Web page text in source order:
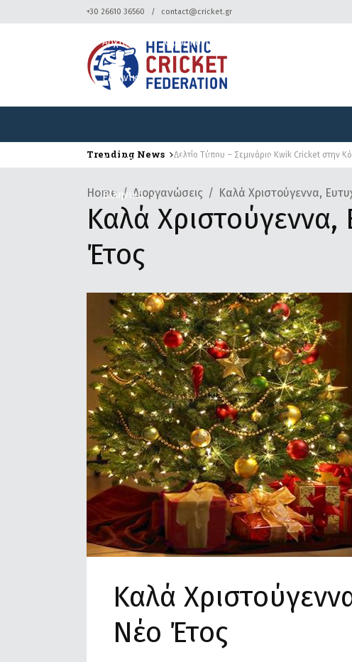
+30 26610 36560 contact@cricket.gr
Αρχική Ομοσπονδία Κρίκετ
Ελληνικά
Αρχική Ομοσπονδία
Ελληνικά
Trending News Δελτίο Τύπου – Σεμινάριο Kwik Cricket στην
Home Διοργανώσεις Καλά Χριστούγεννα,
Καλά Χριστούγεννα,
Έτος
Καλά
Νέο Έτος